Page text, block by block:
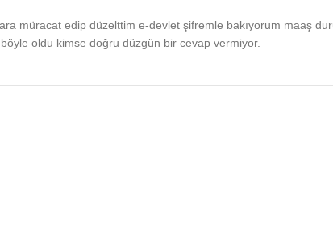
müracat edip düzelttim e-devlet şifremle bakıyorum maaş
oldu kimse doğru düzgün bir cevap vermiyor.